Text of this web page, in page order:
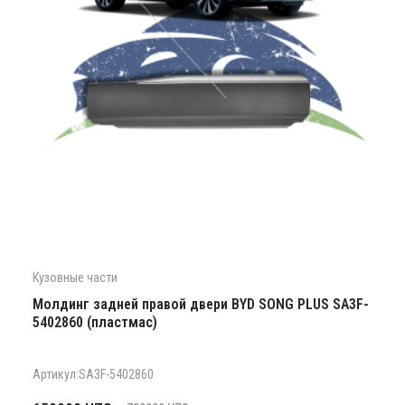
Кузовные части
Молдинг задней правой двери BYD SONG PLUS SA3F-
5402860 (пластмас)
Артикул:SA3F-5402860